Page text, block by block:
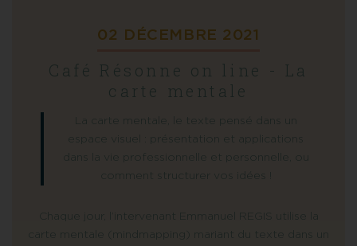
02 DÉCEMBRE 2021
Café Résonne on line - La
carte mentale
La carte mentale, le texte pensé dans un
espace visuel : présentation et applications
dans la vie professionnelle et personnelle, ou
comment structurer vos idées !
Chaque jour, l’intervenant Emmanuel REGIS utilise la
carte mentale (mindmapping) mariant du texte dans un